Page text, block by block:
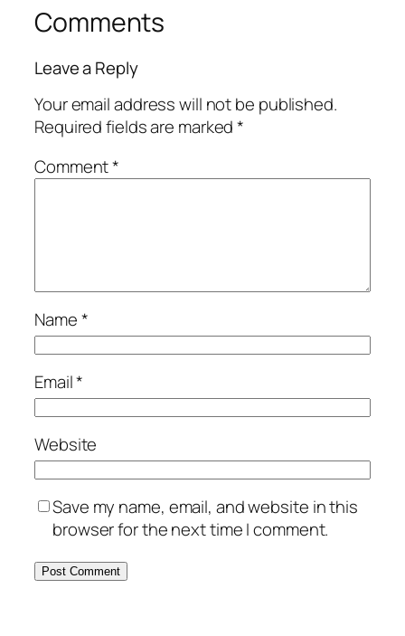
Comments
Leave a Reply
Your email address will not be published.
Required fields are marked*
Comment*
Name*
Email*
Website
Save my name, email, and website in this
browser for the next time I comment.